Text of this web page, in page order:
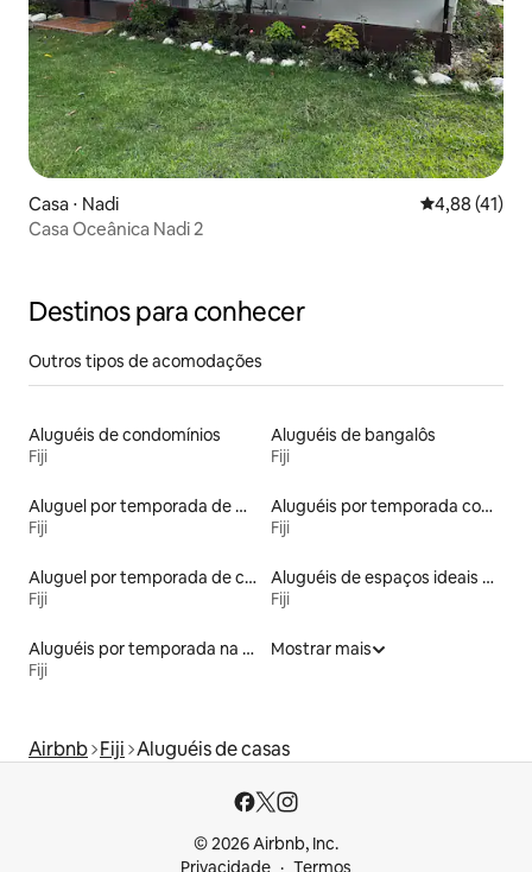
Casa ⋅ Nadi 4,88 de uma
4,88 (41)
Casa Oceânica Nadi 2
Destinos para conhecer
Outros tipos de acomodações
Aluguéis de condomínios
Fiji
Aluguéis de bangalôs
Fiji
Aluguel por temporada de microcasas
Fiji
Aluguéis por temporada com acesso à praia
Fiji
Aluguel por temporada de casas de hóspedes
Fiji
Aluguéis de espaços ideais para famílias
Fiji
Aluguéis por temporada na orla
Fiji
Mostrar mais
Airbnb Fiji Aluguéis de casas
© 2026 Airbnb, Inc.
Privacidade
Termos